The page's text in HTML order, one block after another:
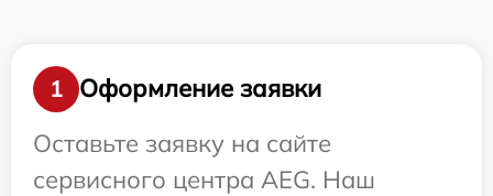
1
Оформление заявки
Оставьте заявку на сайте
сервисного центра AEG. Наш